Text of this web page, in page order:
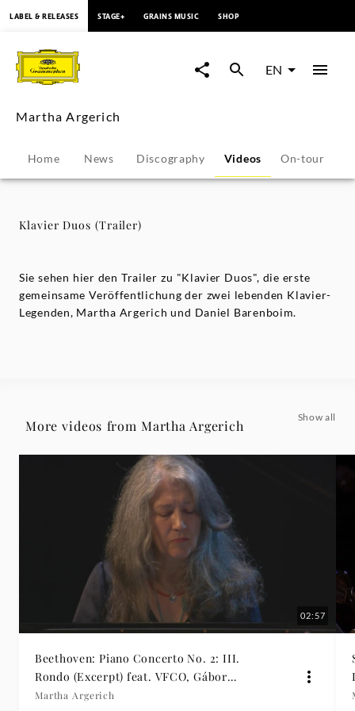
Duos
(Trailer)
Martha
Argerich
Deutsche
LABEL & RELEASES STAGE+ GRAINS MUSIC SHOP
EN
Martha Argerich
Home News Discography Videos On-tour
Klavier Duos (Trailer)
Sie sehen hier den Trailer zu "Klavier Duos", die erste
gemeinsame Veröffentlichung der zwei lebenden Klavier-
Legenden, Martha Argerich und Daniel Barenboim.
More videos from Martha Argerich
Show all
02:57
Beethoven: Piano Concerto No. 2: III.
Rondo (Excerpt) feat. VFCO, Gábor
Takács-Nagy
Martha Argerich